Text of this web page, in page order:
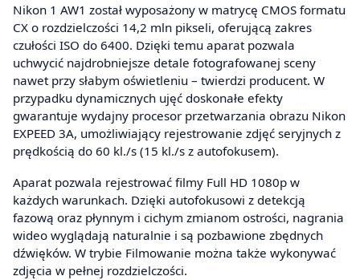
Nikon 1 AW1 został wyposażony w matrycę CMOS formatu
CX o rozdzielczości 14,2 mln pikseli, oferującą zakres
czułości ISO do 6400. Dzięki temu aparat pozwala
uchwycić najdrobniejsze detale fotografowanej sceny
nawet przy słabym oświetleniu – twierdzi producent. W
przypadku dynamicznych ujęć doskonałe efekty
gwarantuje wydajny procesor przetwarzania obrazu Nikon
EXPEED 3A, umożliwiający rejestrowanie zdjęć seryjnych z
prędkością do 60 kl./s (15 kl./s z autofokusem).
Aparat pozwala rejestrować filmy Full HD 1080p w
każdych warunkach. Dzięki autofokusowi z detekcją
fazową oraz płynnym i cichym zmianom ostrości, nagrania
wideo wyglądają naturalnie i są pozbawione zbędnych
dźwięków. W trybie Filmowanie można także wykonywać
zdjęcia w pełnej rozdzielczości.